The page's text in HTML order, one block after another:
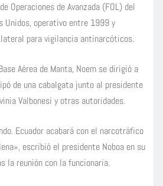
Operaciones de Avanzada (FOL) del
Unidos, operativo entre 1999 y
para vigilancia antinarcóticos.
Aérea de Manta, Noem se dirigió a
de una cabalgata junto al presidente
Valbonesi y otras autoridades.
Ecuador acabará con el narcotráfico
escribió el presidente Noboa en su
la reunión con la funcionaria.